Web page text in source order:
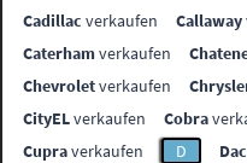
Cadillac verkaufen Callaway
Caterhamverkaufen
Chevroletverkaufen
CityELverkaufen Cobra
Cupraverkaufen D